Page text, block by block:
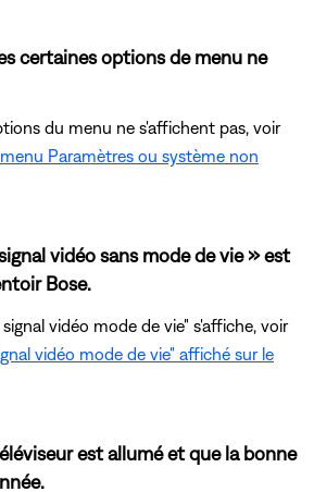
certaines options de menu ne
du menu ne s'affichent pas, voir
Paramètres ou système non
vidéo sans mode de vie » est
Bose.
vidéo mode de vie" s'affiche, voir
vidéo mode de vie" affiché sur le
est allumé et que la bonne